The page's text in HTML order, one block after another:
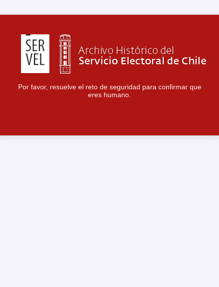
Por favor, resuelve el reto de seguridad para confirmar que
eres humano.